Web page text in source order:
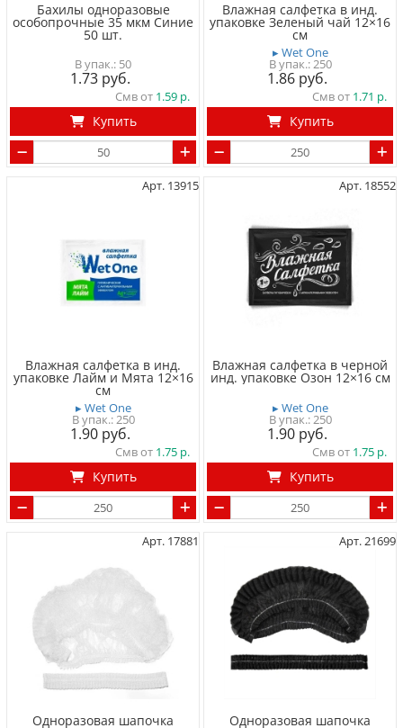
Бахилы одноразовые
особопрочные 35 мкм Синие
50 шт.
50
1.73
Смв от 1.59
Купить
Влажная салфетка в инд.
упаковке Зеленый чай 12×16
см
▸ Wet One
250
1.86
Смв от 1.71
Купить
Арт. 13915
Влажная салфетка в инд.
упаковке Лайм и Мята 12×16
см
▸ Wet One
250
1.90
Смв от 1.75
Купить
Арт. 18552
Влажная салфетка в черной
инд. упаковке Озон 12×16 см
▸ Wet One
250
1.90
Смв от 1.75
Купить
Арт. 17881
Одноразовая шапочка
Арт. 21699
Одноразовая шапочка